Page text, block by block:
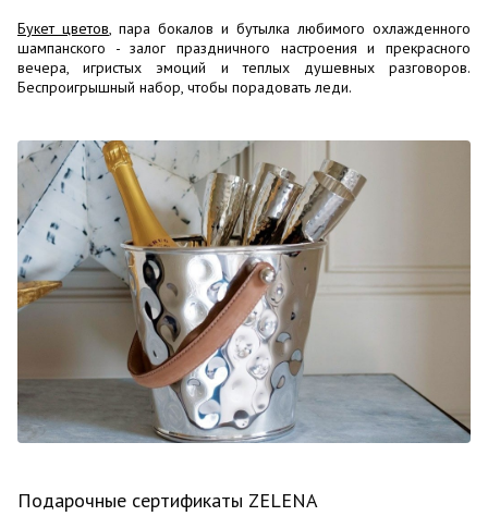
Букет цветов, пара бокалов и бутылка любимого охлажденного
шампанского - залог праздничного настроения и прекрасного
вечера, игристых эмоций и теплых душевных разговоров.
Беспроигрышный набор, чтобы порадовать леди.
Подарочные сертификаты ZELENA